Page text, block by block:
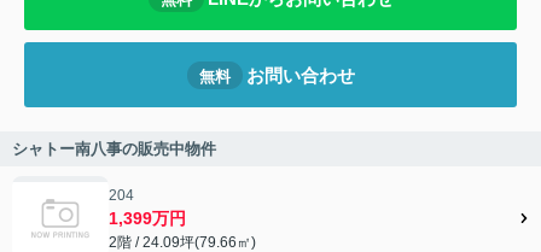
無料 お問い合わせ
シャトー南八事の販売中物件
204
1,399万円
2階 / 24.09坪(79.66㎡)